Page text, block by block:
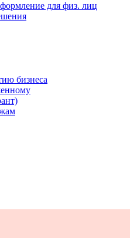
для физ. лиц
бизнеса